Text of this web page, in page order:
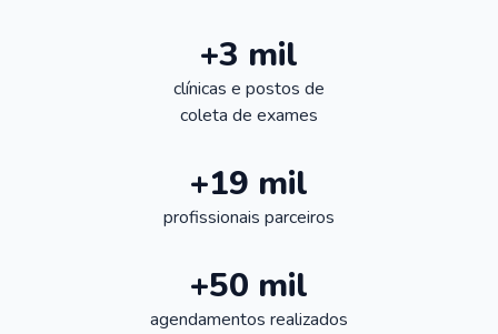
+3 mil
clínicas e postos de
coleta de exames
+19 mil
profissionais parceiros
+50 mil
agendamentos realizados